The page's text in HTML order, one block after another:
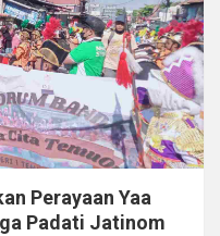
Perayaan Yaa
Padati Jatinom